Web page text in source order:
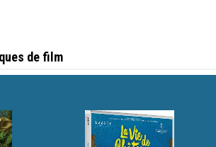
de film
vignette interactive